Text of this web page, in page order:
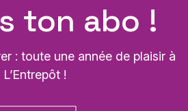
ton abo !
: toute une année de plaisir à
L’Entrepôt !